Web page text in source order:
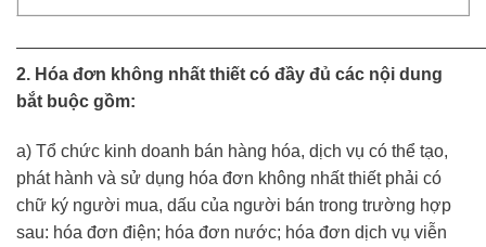
2. Hóa đơn không nhất thiết có đầy đủ các nội dung
bắt buộc gồm:
a) Tổ chức kinh doanh bán hàng hóa, dịch vụ có thể tạo,
phát hành và sử dụng hóa đơn không nhất thiết phải có
chữ ký người mua, dấu của người bán trong trường hợp
sau: hóa đơn điện; hóa đơn nước; hóa đơn dịch vụ viễn